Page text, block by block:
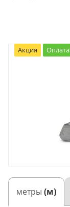
Акция
метры (м)